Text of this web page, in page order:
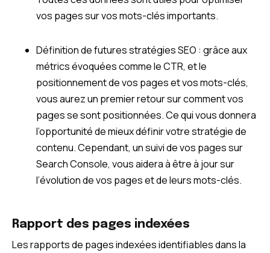
vos pages sur vos mots-clés importants.
Définition de futures stratégies SEO : grâce aux
métrics évoquées comme le CTR, et le
positionnement de vos pages et vos mots-clés,
vous aurez un premier retour sur comment vos
pages se sont positionnées. Ce qui vous donnera
l’opportunité de mieux définir votre stratégie de
contenu. Cependant, un suivi de vos pages sur
Search Console, vous aidera à être à jour sur
l’évolution de vos pages et de leurs mots-clés.
Rapport des pages indexées
Les rapports de pages indexées identifiables dans la